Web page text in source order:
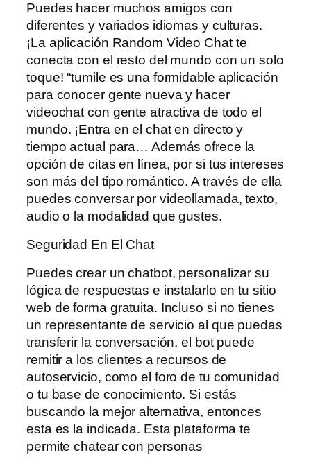
Puedes hacer muchos amigos con
diferentes y variados idiomas y culturas.
¡La aplicación Random Video Chat te
conecta con el resto del mundo con un solo
toque! “tumile es una formidable aplicación
para conocer gente nueva y hacer
videochat con gente atractiva de todo el
mundo. ¡Entra en el chat en directo y
tiempo actual para… Además ofrece la
opción de citas en línea, por si tus intereses
son más del tipo romántico. A través de ella
puedes conversar por videollamada, texto,
audio o la modalidad que gustes.
Seguridad En El Chat
Puedes crear un chatbot, personalizar su
lógica de respuestas e instalarlo en tu sitio
web de forma gratuita. Incluso si no tienes
un representante de servicio al que puedas
transferir la conversación, el bot puede
remitir a los clientes a recursos de
autoservicio, como el foro de tu comunidad
o tu base de conocimiento. Si estás
buscando la mejor alternativa, entonces
esta es la indicada. Esta plataforma te
permite chatear con personas